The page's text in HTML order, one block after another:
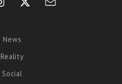
News
Reality
Social